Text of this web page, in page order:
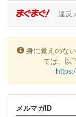
違反
身に覚えのな
ては、以
メルマガID